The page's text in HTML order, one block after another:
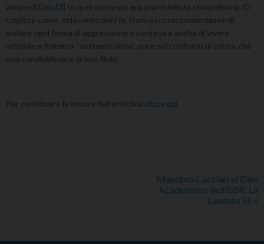
amore di Dio». [3] In quel contesto era una richiesta straordinaria. Ci
colpisce come, ottocento anni fa, Francesco raccomandasse di
evitare ogni forma di aggressione o contesa e anche di vivere
un’umile e fraterna “sottomissione”, pure nei confronti di coloro che
non condividevano la loro fede.
Per continuare la lettura dell’enciclica clicca qui
Massimo Cacciari al Dies
Academicus dell’ISSR: La
Laudato Sii »